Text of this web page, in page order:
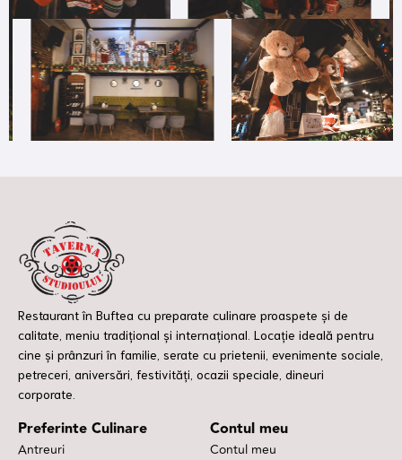
Restaurant în Buftea cu preparate culinare proaspete și de
calitate, meniu tradițional și internațional. Locație ideală pentru
cine și prânzuri în familie, serate cu prietenii, evenimente sociale,
petreceri, aniversări, festivități, ocazii speciale, dineuri
corporate.
Preferinte Culinare
Antreuri
Contul meu
Contul meu